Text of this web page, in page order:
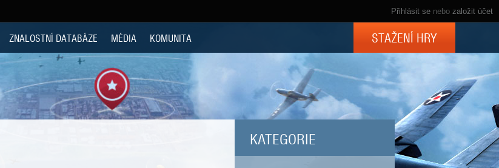
Přihlásit se nebo založit účet
ZNALOSTNÍ DATABÁZE MÉDIA KOMUNITA STAŽENÍ HRY
KATEGORIE